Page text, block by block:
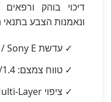
דיכוי בוהק
ונאמנות הצבע
✓ עדשת Sony E / פורמט פול-פריים
✓ טווח צמצם: f/1.4 עד f/16
✓ ציפוי Super Multi-Layer וציפוי עמידות